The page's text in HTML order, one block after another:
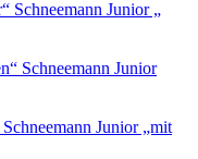
Schneemann Junior „
Schneemann Junior
Schneemann Junior „mit